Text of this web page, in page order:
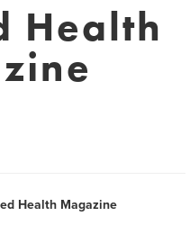
Health
Health Magazine